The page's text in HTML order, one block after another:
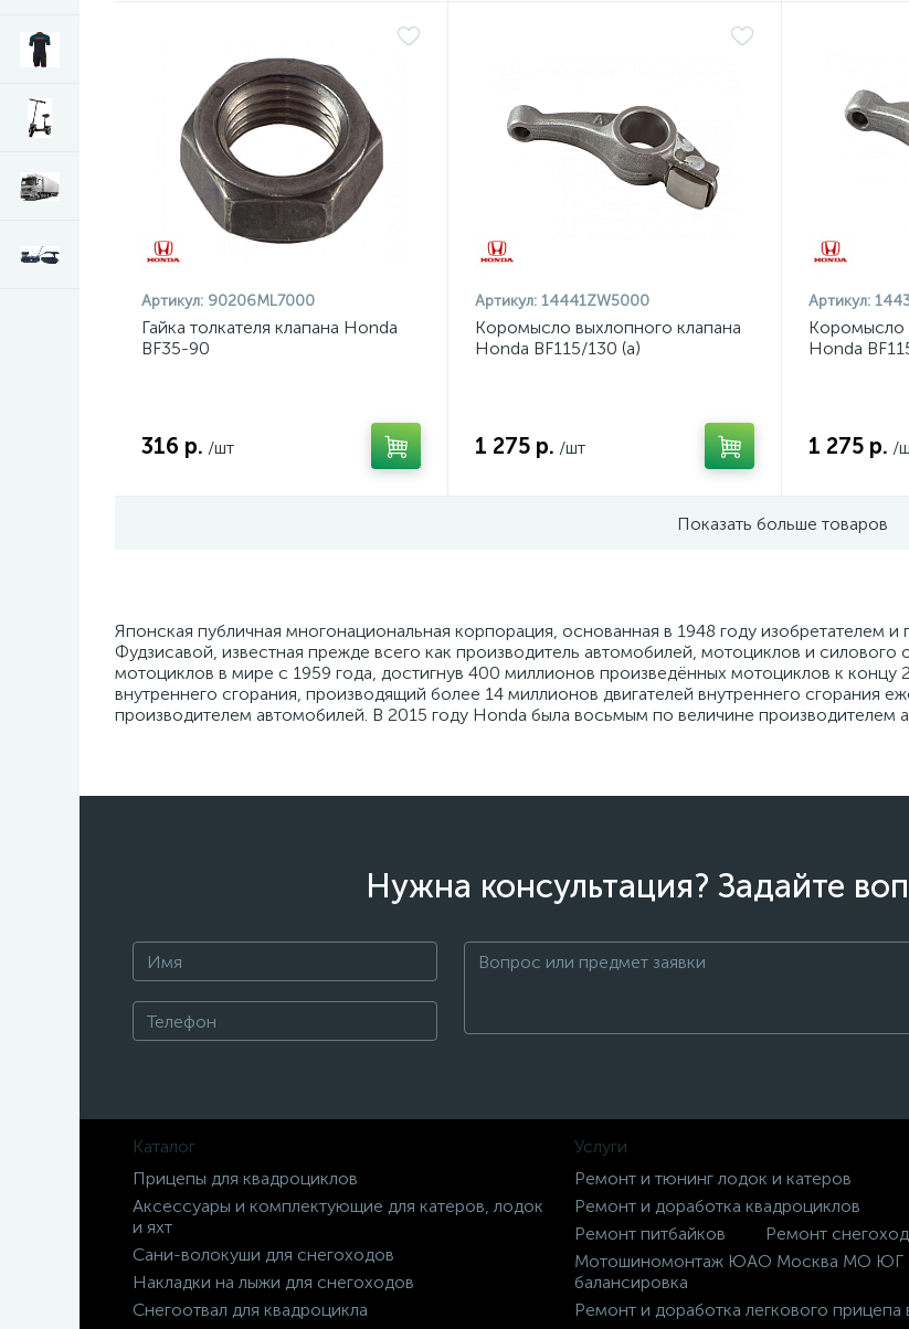
Артикул: 90206ML7000
Гайка толкателя клапана Honda
BF35-90
316 р. /шт
Артикул: 14441ZW5000
Коромысло выхлопного клапана
Honda BF115/130 (a)
1 275 р. /шт
Артикул:
Коромысло
Honda
1 275 р. /
Показать больше товаров
Японская публичная многонациональная корпорация, основанная в 1948 году
Фудзисавой, известная прежде всего как производитель автомобилей, мотоциклов и
мотоциклов в мире с 1959 года, достигнув 400 миллионов произведённых мотоциклов к концу
внутреннего сгорания, производящий более 14 миллионов двигателей внутреннего сгорания
производителем автомобилей. В 2015 году Honda была восьмым по величине производителем
Нужна консультация? Задайте
Каталог
Прицепы для квадроциклов
Аксессуары и комплектующие для катеров, лодок
и яхт
Сани-волокуши для снегоходов
Накладки на лыжи для снегоходов
Снегоотвал для квадроцикла
Услуги
Ремонт и тюнинг лодок и катеров
Ремонт и доработка квадроциклов
Ремонт питбайков
Ремонт
Мотошиномонтаж ЮАО Москва МО ЮГ
балансировка
Ремонт и доработка легкового прицепа